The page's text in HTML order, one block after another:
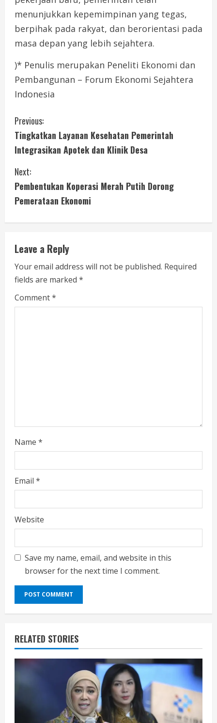
menunjukkan kepemimpinan yang tegas,
berpihak pada rakyat, dan berorientasi pada
masa depan yang lebih sejahtera.
)* Penulis merupakan Peneliti Ekonomi dan
Pembangunan – Forum Ekonomi Sejahtera
Indonesia
C
o
n
t
i
n
u
e
R
e
Previous:
Tingkatkan Layanan Kesehatan Pemerintah
Integrasikan Apotek dan Klinik Desa
Next:
Pembentukan Koperasi Merah Putih Dorong
Pemerataan Ekonomi
Leave a Reply
Your email address will not be published. Required
fields are marked *
Comment*
Name *
Email *
Website
Save my name, email, and website in this
browser for the next time I comment.
RELATED STORIES